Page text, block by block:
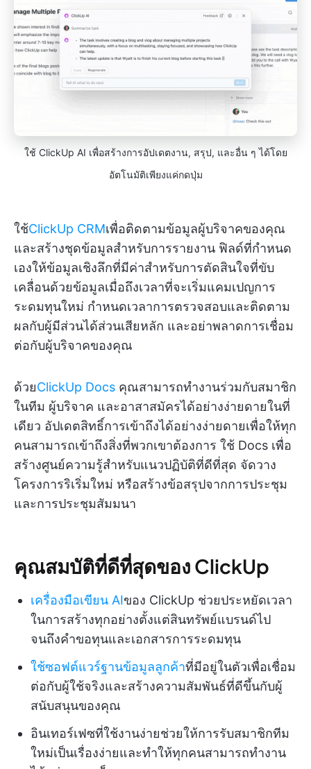
ใช้ ClickUp AI เพื่อสร้างการอัปเดตงาน, สรุป, และอื่น ๆ ได้โดย
อัตโนมัติเพียงแค่กดปุ่ม
ใช้ClickUp CRMเพื่อติดตามข้อมูลผู้บริจาคของคุณ
และสร้างชุดข้อมูลสำหรับการรายงาน ฟิลด์ที่กำหนด
เองให้ข้อมูลเชิงลึกที่มีค่าสำหรับการตัดสินใจที่ขับ
เคลื่อนด้วยข้อมูลเมื่อถึงเวลาที่จะเริ่มแคมเปญการ
ระดมทุนใหม่ กำหนดเวลาการตรวจสอบและติดตาม
ผลกับผู้มีส่วนได้ส่วนเสียหลัก และอย่าพลาดการเชื่อม
ต่อกับผู้บริจาคของคุณ
ด้วยClickUp Docs คุณสามารถทำงานร่วมกับสมาชิก
ในทีม ผู้บริจาค และอาสาสมัครได้อย่างง่ายดายในที่
เดียว อัปเดตสิทธิ์การเข้าถึงได้อย่างง่ายดายเพื่อให้ทุก
คนสามารถเข้าถึงสิ่งที่พวกเขาต้องการ ใช้ Docs เพื่อ
สร้างศูนย์ความรู้สำหรับแนวปฏิบัติที่ดีที่สุด จัดวาง
โครงการริเริ่มใหม่ หรือสร้างข้อสรุปจากการประชุม
และการประชุมสัมมนา
คุณสมบัติที่ดีที่สุดของ ClickUp
เครื่องมือเขียน AIของ ClickUp ช่วยประหยัดเวลา
ในการสร้างทุกอย่างตั้งแต่สินทรัพย์แบรนด์ไป
จนถึงคำขอทุนและเอกสารการระดมทุน
ใช้ซอฟต์แวร์ฐานข้อมูลลูกค้าที่มีอยู่ในตัวเพื่อเชื่อม
ต่อกับผู้ใช้จริงและสร้างความสัมพันธ์ที่ดีขึ้นกับผู้
สนับสนุนของคุณ
อินเทอร์เฟซที่ใช้งานง่ายช่วยให้การรับสมาชิกทีม
ใหม่เป็นเรื่องง่ายและทำให้ทุกคนสามารถทำงาน